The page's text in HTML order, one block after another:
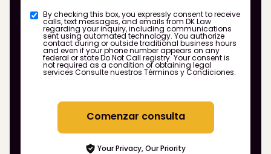
By checking this box, you expressly consent to receive
calls, text messages, and emails from DK Law
regarding your inquiry, including communications
sent using automated technology. You authorize
contact during or outside traditional business hours
and even if your phone number appears on any
federal or state Do Not Call registry. Your consent is
not required as a condition of obtaining legal
services Consulte nuestros Términos y Condiciones.
Comenzar consulta
Your Privacy, Our Priority